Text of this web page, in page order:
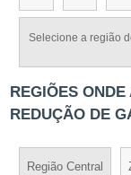
Selecione a região
REGIÕES
REDUÇÃO DE
Região Central